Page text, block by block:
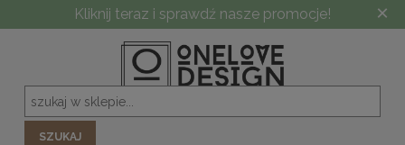
Kliknij teraz i sprawdź nasze promocje! ×
SZUKAJ